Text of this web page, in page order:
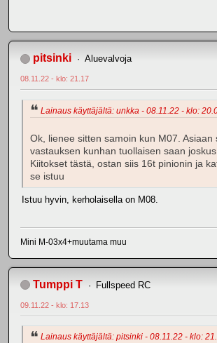
pitsinki Aluevalvoja
08.11.22 - klo: 21.17
Lainaus käyttäjältä: unkka - 08.11.22 - klo:
Ok, lienee sitten samoin kun M07. Asiaan
vastauksen kunhan tuollaisen saan
Kiitokset tästä, ostan siis 16t pinionin ja
se istuu
Istuu hyvin, kerholaisella on M08.
Mini M-03x4+muutama muu
Tumppi T Fullspeed RC
09.11.22 - klo: 17.13
Lainaus käyttäjältä: pitsinki - 08.11.22 - klo: